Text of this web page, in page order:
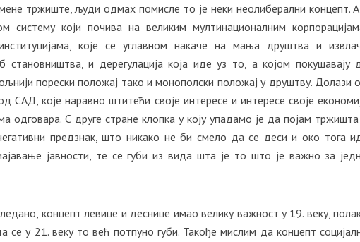
тржиште, људи одмах помисле то је неки неолиберални концепт.
систему који почива на великим мултинационалним
које се углавном накаче на мања друштва и
становништва, и дерегулација која иде уз то, а којом покушавају
порески положај тако и монополски положај у друштву. Долази
САД, које наравно штитећи своје интересе и интересе своје
одговара. С друге стране клопка у коју упадамо је да појам
предзнак, што никако не би смело да се деси и око тога
јавности, те се губи из вида шта је то што је важно за
концепт левице и деснице имао велику важност у 19. веку,
се у 21. веку то већ потпуно губи. Такође мислим да концепт